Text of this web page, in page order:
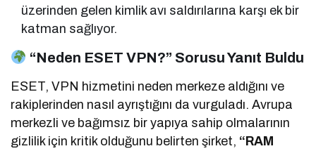
üzerinden gelen kimlik avı saldırılarına karşı ek bir
katman sağlıyor.
“Neden ESET VPN?” Sorusu Yanıt Buldu
ESET, VPN hizmetini neden merkeze aldığını ve
rakiplerinden nasıl ayrıştığını da vurguladı. Avrupa
merkezli ve bağımsız bir yapıya sahip olmalarının
gizlilik için kritik olduğunu belirten şirket, “RAM